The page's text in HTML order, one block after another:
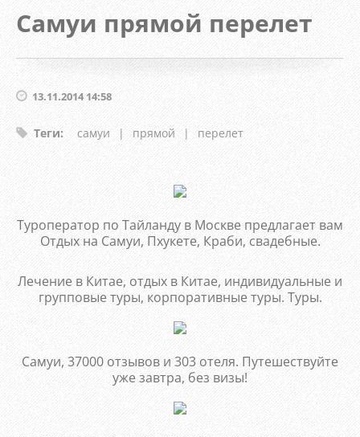
Самуи прямой перелет
13.11.2014 14:58
Теги: самуи | прямой | перелет
Туроператор по Тайланду в Москве предлагает вам
Отдых на Самуи, Пхукете, Краби, свадебные.
Лечение в Китае, отдых в Китае, индивидуальные и
групповые туры, корпоративные туры. Туры.
Самуи, 37000 отзывов и 303 отеля. Путешествуйте
уже завтра, без визы!